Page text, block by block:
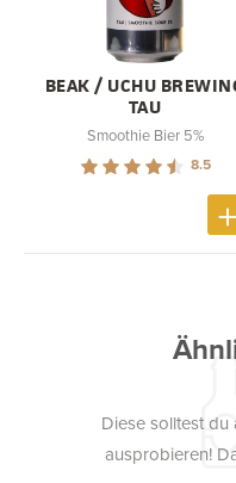
BEAK / UCHU
TAU
Smoothie Bier 5%
8.5
Diese solltest du
ausprobieren!